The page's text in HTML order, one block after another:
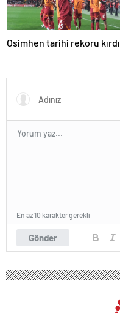
Osimhen tarihi rekoru kırdı
Gönder
En az 10 karakter gerekli